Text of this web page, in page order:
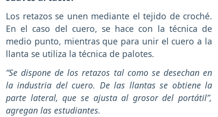
Los retazos se unen mediante el tejido de croché.
En el caso del cuero, se hace con la técnica de
medio punto, mientras que para unir el cuero a la
llanta se utiliza la técnica de palotes.
“Se dispone de los retazos tal como se desechan en
la industria del cuero. De las llantas se obtiene la
parte lateral, que se ajusta al grosor del portátil”,
agregan las estudiantes.